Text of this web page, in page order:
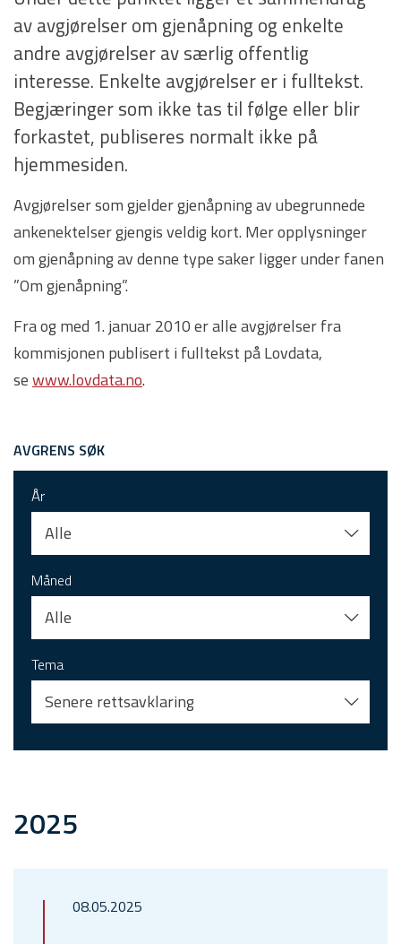
av avgjørelser om gjenåpning og enkelte
andre avgjørelser av særlig offentlig
interesse. Enkelte avgjørelser er i fulltekst.
Begjæringer som ikke tas til følge eller blir
forkastet, publiseres normalt ikke på
hjemmesiden.
Avgjørelser som gjelder gjenåpning av ubegrunnede
ankenektelser gjengis veldig kort. Mer opplysninger
om gjenåpning av denne type saker ligger under fanen
”Om gjenåpning”.
Fra og med 1. januar 2010 er alle avgjørelser fra
kommisjonen publisert i fulltekst på Lovdata,
sewww.lovdata.no.
AVGRENS SØK
År
Alle
Måned
Alle
Tema
Senere rettsavklaring
2025
08.05.2025